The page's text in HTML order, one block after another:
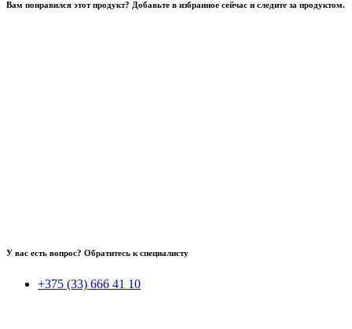
Вам понравился этот продукт? Добавьте в избранное сейчас и следите за продуктом.
У вас есть вопрос? Обратитесь к специалисту
+375 (33) 666 41 10